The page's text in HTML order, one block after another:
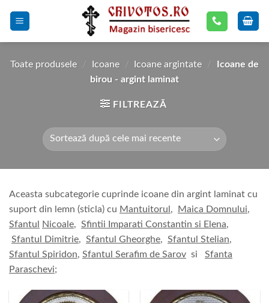
Toate produsele / Icoane / Icoane argintate /
Icoane de
birou - argint laminat
FILTREAZĂ
Aceasta subcategorie cuprinde icoane din argint laminat cu
suport din lemn (sticla) cu Mantuitorul , Maica Domnului,
Sfantul
Nicoale, Sfintii Imparati Constantin si Elena,
Sfantul Dimitrie, Sfantul Gheorghe, Sfantul Stelian,
Sfantul Spiridon, Sfantul Serafim de Sarov si Sfanta
Paraschevi;